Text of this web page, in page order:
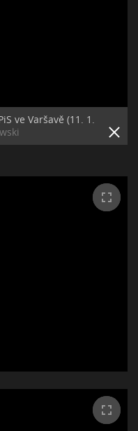
ve Varšavě (11. 1.